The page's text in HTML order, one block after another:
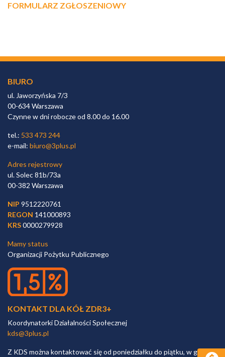
FORMULARZ ZGŁOSZENIOWY
BIURO
ul. Jaworzyńska 7/3
00-634 Warszawa
Czynne w dni robocze od 8.00 do 16.00
tel.: 533 473 244
e-mail: biuro@3plus.pl
Adres rejestrowy
ul. Solec 81b/73a
00-382 Warszawa
NIP 9512220761
REGON 141000893
KRS0000279928
Mamy status
Organizacji Pożytku Publicznego
KONTAKT DLA KÓŁ ZDR3+
Koordynatorki Działalności Społecznej
kds@3plus.pl
Z KDS można kontaktować się od poniedziałku do piątku, w godz.